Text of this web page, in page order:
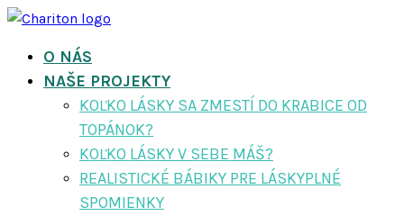
O NÁS
NAŠE PROJEKTY
KOĽKO LÁSKY SA ZMESTÍ DO KRABICE OD
TOPÁNOK?
KOĽKO LÁSKY V SEBE MÁŠ?
REALISTICKÉ BÁBIKY PRE LÁSKYPLNÉ
SPOMIENKY